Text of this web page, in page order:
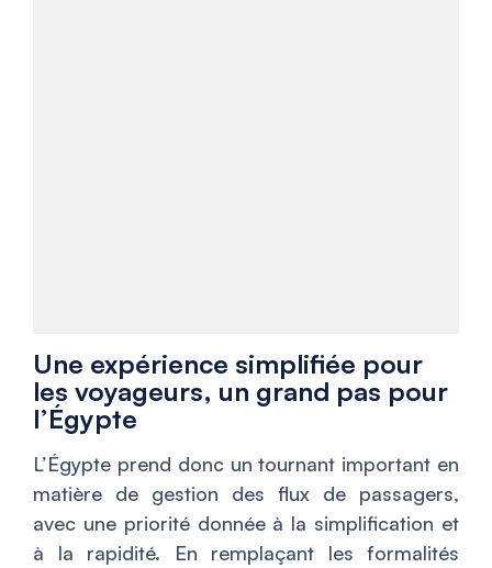
Une expérience simplifiée pour
les voyageurs, un grand pas pour
l’Égypte
L’Égypte prend donc un tournant important en
matière de gestion des flux de passagers,
avec une priorité donnée à la simplification et
à la rapidité. En remplaçant les formalités